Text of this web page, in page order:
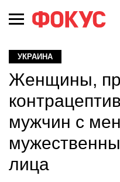
УКРАИНА
Женщины,
мужчин с
лица